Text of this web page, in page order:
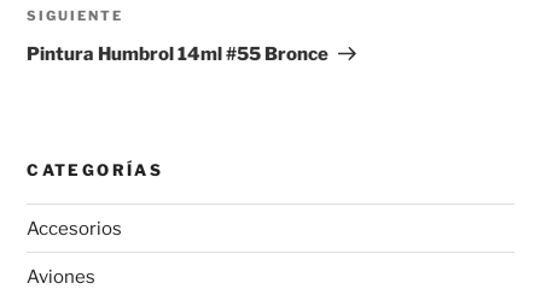
Siguiente
entrada
SIGUIENTE
Pintura Humbrol 14ml #55 Bronce
CATEGORÍAS
Accesorios
Aviones